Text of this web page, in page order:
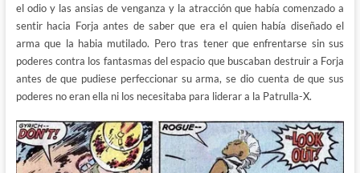
el odio y las ansias de venganza y la atracción que había comenzado a
sentir hacia Forja antes de saber que era el quien había diseñado el
arma que la habia mutilado. Pero tras tener que enfrentarse sin sus
poderes contra los fantasmas del espacio que buscaban destruir a Forja
antes de que pudiese perfeccionar su arma, se dio cuenta de que sus
poderes no eran ella ni los necesitaba para liderar a la Patrulla-X.